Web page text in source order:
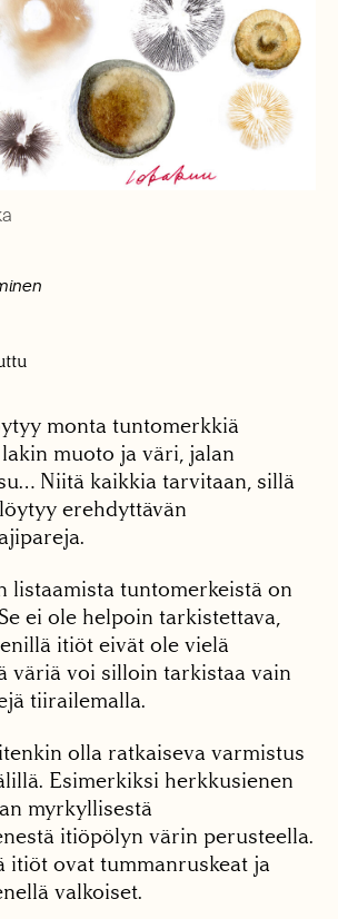
monta tuntomerkkiä
muoto ja väri, jalan
Niitä kaikkia tarvitaan, sillä
erehdyttävän
listaamista tuntomerkeistä on
ei ole helpoin tarkistettava,
itiöt eivät ole vielä
väriä voi silloin tarkistaa vain
tiirailemalla.
olla ratkaiseva varmistus
Esimerkiksi herkkusienen
myrkyllisestä
itiöpölyn värin perusteella.
itiöt ovat tummanruskeat ja
valkoiset.